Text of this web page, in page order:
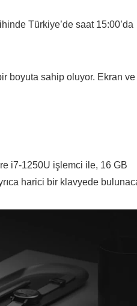
Türkiye’de saat 15:00’da
boyuta sahip oluyor. Ekran ve
i7-1250U işlemci ile, 16 GB
harici bir klavyede